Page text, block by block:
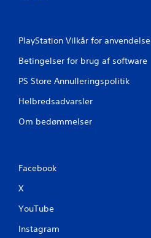
PlayStation Vilkår for anvendelse
Betingelser for brug af software
PS Store Annulleringspolitik
Helbredsadvarsler
Om bedømmelser
Facebook
X
YouTube
Instagram